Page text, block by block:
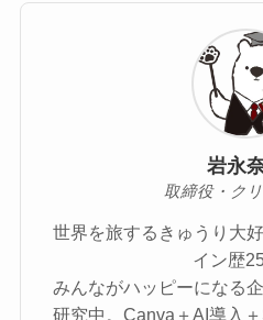
岩永
取締役・ク
世界を旅するきゅうり大
イン歴25
みんながハッピーになる
研究中。Canva＋AI導入